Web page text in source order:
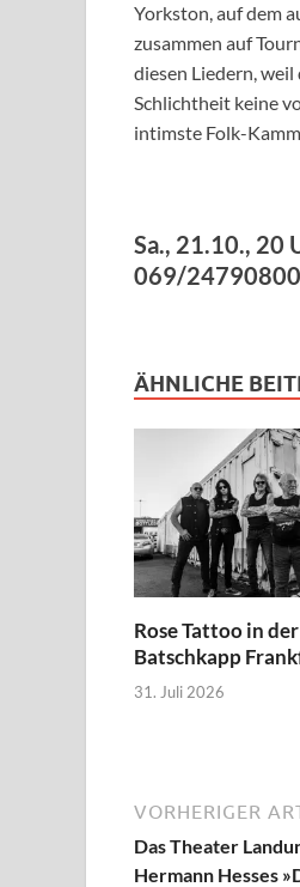
Yorkston, auf dem
zusammen auf
diesen Liedern,
Schlichtheit keine
intimste Folk-
Sa., 21.10., 20
069/
ÄHNLICHE
Rose Tattoo in der
Batschkapp
31. Juli 2026
VORHERIGER
Das Theater
Hermann Hesses